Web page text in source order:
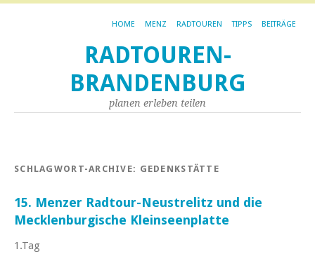
HOME MENZ RADTOUREN TIPPS BEITRÄGE
RADTOUREN-
BRANDENBURG
planen erleben teilen
SCHLAGWORT-ARCHIVE: GEDENKSTÄTTE
15. Menzer Radtour-Neustrelitz und die
Mecklenburgische Kleinseenplatte
1.Tag